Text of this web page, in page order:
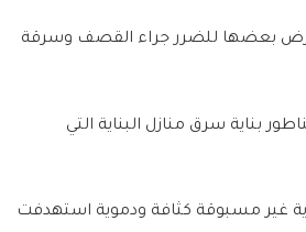
بعضها للضرر جراء القصف وسرقة
بناية سرق منازل البناية التي
جوية غير مسبوقة كثافة ودموية استهدفت